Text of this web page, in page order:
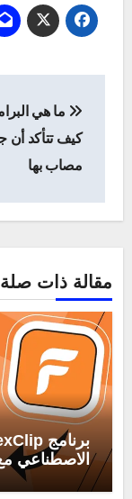
المقالات
ما هي
كيف تتأكد أن
مصاب بها
مقالة ذات صلة
الاصطناعي